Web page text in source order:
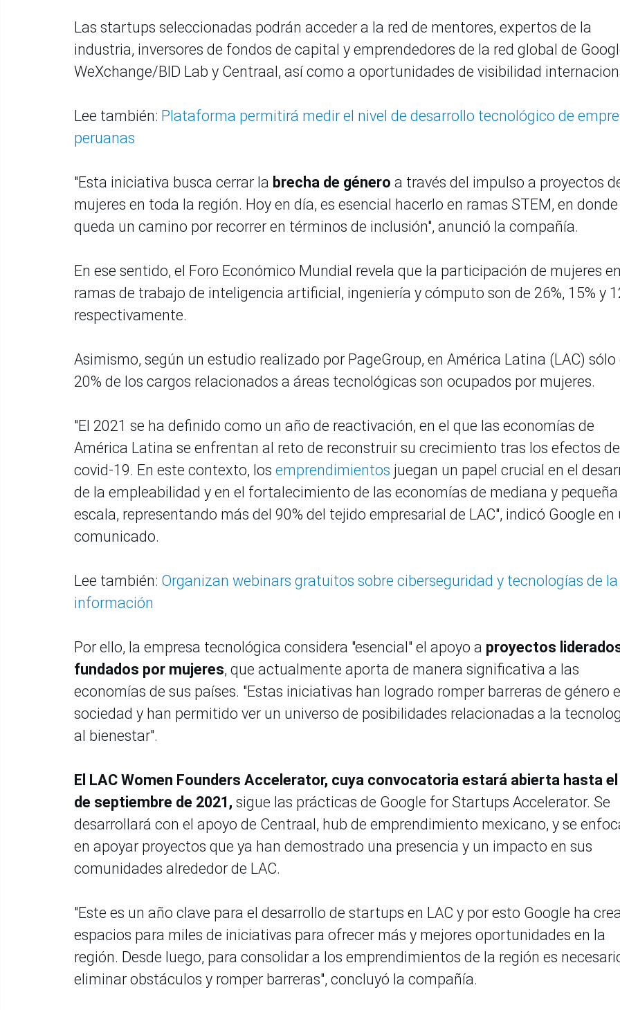
Las startups seleccionadas podrán acceder a la red de mentores, expertos de la
industria, inversores de fondos de capital y emprendedores de la red global de
WeXchange/BID Lab y Centraal, así como a oportunidades de visibilidad
Lee también: Plataforma permitirá medir el nivel de desarrollo tecnológico de
peruanas
"Esta iniciativa busca cerrar la brecha de género a través del impulso a proyectos
mujeres en toda la región. Hoy en día, es esencial hacerlo en ramas STEM, en
queda un camino por recorrer en términos de inclusión", anunció la compañía.
En ese sentido, el Foro Económico Mundial revela que la participación de mujeres
ramas de trabajo de inteligencia artificial, ingeniería y cómputo son de 26%, 15% y
respectivamente.
Asimismo, según un estudio realizado por PageGroup, en América Latina (LAC) sólo
20% de los cargos relacionados a áreas tecnológicas son ocupados por mujeres.
"El 2021 se ha definido como un año de reactivación, en el que las economías de
América Latina se enfrentan al reto de reconstruir su crecimiento tras los efectos
covid-19. En este contexto, los emprendimientos juegan un papel crucial en el
de la empleabilidad y en el fortalecimiento de las economías de mediana y pequeña
escala, representando más del 90% del tejido empresarial de LAC", indicó Google en
comunicado.
Lee también: Organizan webinars gratuitos sobre ciberseguridad y tecnologías de la
información
Por ello, la empresa tecnológica considera "esencial" el apoyo a proyectos
fundados por mujeres, que actualmente aporta de manera significativa a las
economías de sus países. "Estas iniciativas han logrado romper barreras de género
sociedad y han permitido ver un universo de posibilidades relacionadas a la
al bienestar".
El LAC Women Founders Accelerator, cuya convocatoria estará abierta hasta
de septiembre de 2021, sigue las prácticas de Google for Startups Accelerator. Se
desarrollará con el apoyo de Centraal, hub de emprendimiento mexicano, y se
en apoyar proyectos que ya han demostrado una presencia y un impacto en sus
comunidades alrededor de LAC.
"Este es un año clave para el desarrollo de startups en LAC y por esto Google ha
espacios para miles de iniciativas para ofrecer más y mejores oportunidades en la
región. Desde luego, para consolidar a los emprendimientos de la región es
eliminar obstáculos y romper barreras", concluyó la compañía.